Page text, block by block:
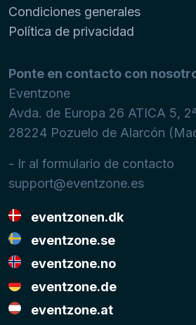
Condiciones generales
Política de privacidad
Ponte en contacto con
Eventzone
Avda. de Europa 26 ATICA 5,
28224 Pozuelo de Alarcón
- Ir al formulario de contacto
support@eventzone.es
eventzonen.dk
eventzone.se
eventzone.no
eventzone.de
eventzone.at